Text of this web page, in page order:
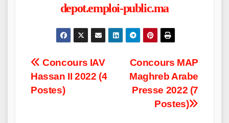
depot.emploi-public.ma
Post
navigation
Concours MAP
Maghreb Arabe
Presse 2022 (7
Postes)
Concours IAV
Hassan II 2022 (4
Postes)